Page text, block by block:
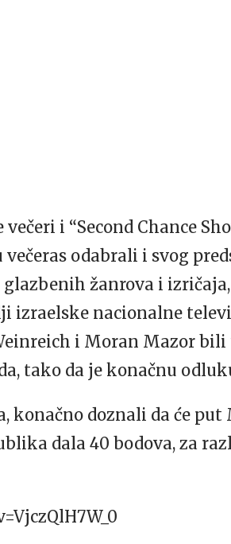
i “Second Chance
odabrali i svog
žanrova i
izraelske nacionalne
i Moran Mazor
tako da je konačnu
konačno doznali da će
dala 40 bodova, za